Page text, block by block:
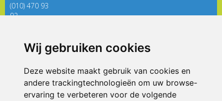
Wij gebruiken cookies
Deze website maakt gebruik van cookies en
andere trackingtechnologieën om uw browse-
ervaring te verbeteren voor de volgende
(010) 470 93
92
ONDERDEEL VAN